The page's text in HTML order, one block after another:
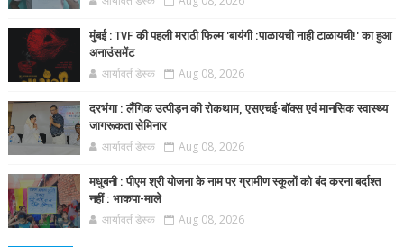
मुंबई : TVF की पहली मराठी फिल्म 'बायंगी :पाळायची नाही टाळायची!' का हुआ
अनाउंसमेंट
आर्यावर्त डेस्क Aug 08, 2026
दरभंगा : लैंगिक उत्पीड़न की रोकथाम, एसएचई-बॉक्स एवं मानसिक स्वास्थ्य
जागरूकता सेमिनार
आर्यावर्त डेस्क Aug 08, 2026
मधुबनी : पीएम श्री योजना के नाम पर ग्रामीण स्कूलों को बंद करना बर्दाश्त
नहीं : भाकपा-माले
आर्यावर्त डेस्क Aug 08, 2026